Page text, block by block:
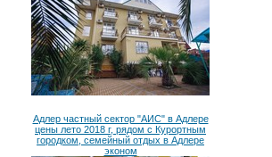
Адлер частный сектор "АИС" в Адлере
цены лето 2018 г, рядом с Курортным
городком, семейный отдых в Адлере
эконом